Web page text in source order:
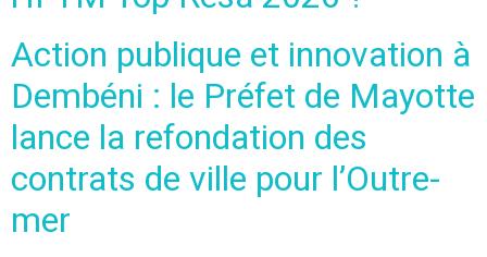
Action publique et innovation à
Dembéni : le Préfet de Mayotte
lance la refondation des
contrats de ville pour l’Outre-
mer